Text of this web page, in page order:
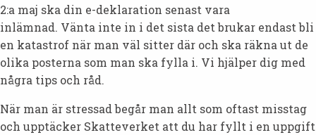
2:a maj ska din e-deklaration senast vara
inlämnad. Vänta inte in i det sista det brukar endast bli
en katastrof när man väl sitter där och ska räkna ut de
olika posterna som man ska fylla i. Vi hjälper dig med
några tips och råd.
När man är stressad begår man allt som oftast misstag
och upptäcker Skatteverket att du har fyllt i en uppgift